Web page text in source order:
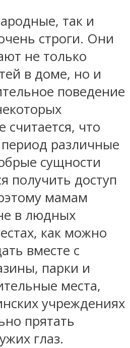
так и
строги. Они
не только
в доме, но и
поведение
считается, что
различные
сущности
получить доступ
мамам
в людных
как можно
вместе с
парки и
места,
учреждениях
прятать
глаз.